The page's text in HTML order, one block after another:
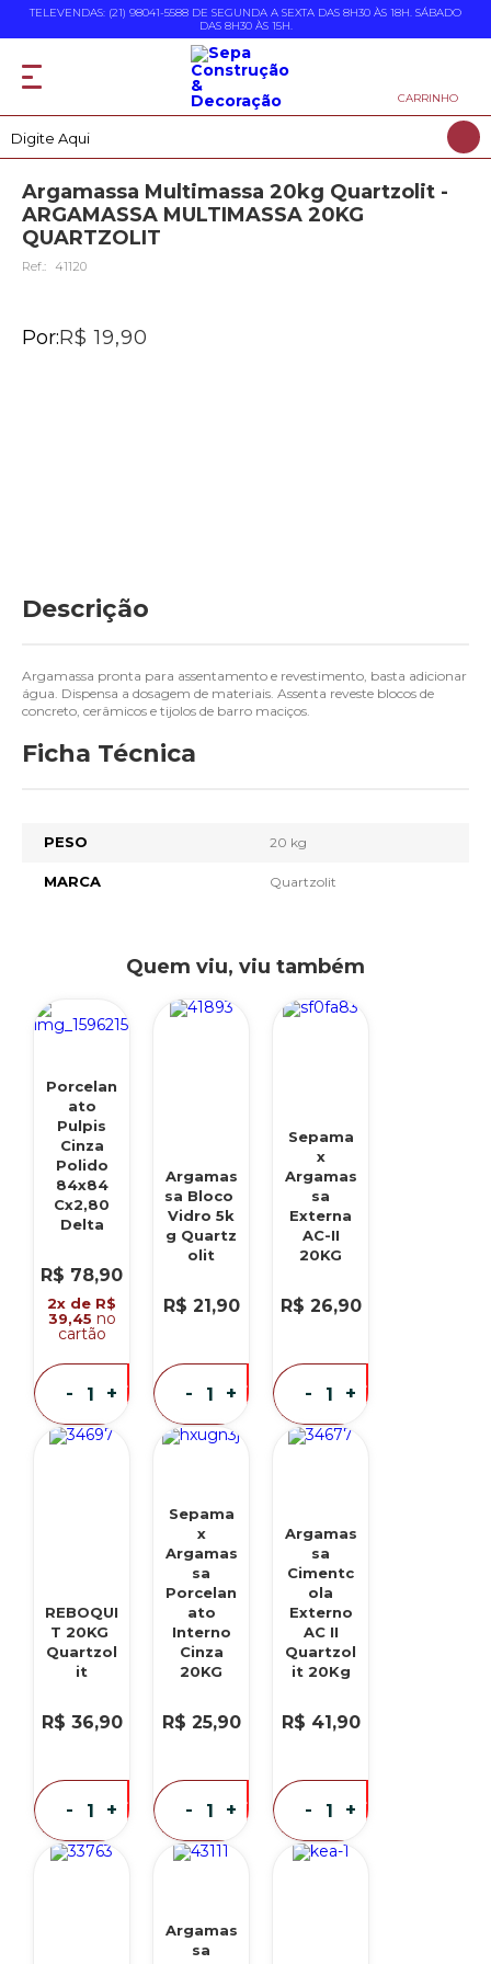
TELEVENDAS: (21) 98041-5588 DE SEGUNDA A SEXTA DAS 8H30 ÀS 18H. SÁBADO
DAS 8H30 ÀS 15H.
CARRINHO
Argamassa Multimassa 20kg Quartzolit -
ARGAMASSA MULTIMASSA 20KG
QUARTZOLIT
Ref.: 41120
Por:R$ 19,90
Descrição
Argamassa pronta para assentamento e revestimento, basta adicionar
água. Dispensa a dosagem de materiais. Assenta reveste blocos de
concreto, cerâmicos e tijolos de barro maciços.
Ficha Técnica
PESO 20 kg
MARCA Quartzolit
Quem viu, viu também
Porcelan
ato
Pulpis
Cinza
Polido
84x84
Cx2,80
Delta
R$ 78,90
2x de R$
39,45 no
cartão
- +
eu
quero
Argamas
sa Bloco
Vidro 5k
g Quartz
olit
R$ 21,90
- +
eu
quero
Sepama
x
Argamas
sa
Externa
AC-II
20KG
R$ 26,90
- +
eu
quero
REBOQUI
T 20KG
Quartzol
it
R$ 36,90
- +
eu
quero
Sepama
x
Argamas
sa
Porcelan
ato
Interno
Cinza
20KG
R$ 25,90
- +
eu
quero
Argamas
sa
Cimentc
ola
Externo
AC II
Quartzol
it 20Kg
R$ 41,90
- +
eu
quero
Argamas
sa